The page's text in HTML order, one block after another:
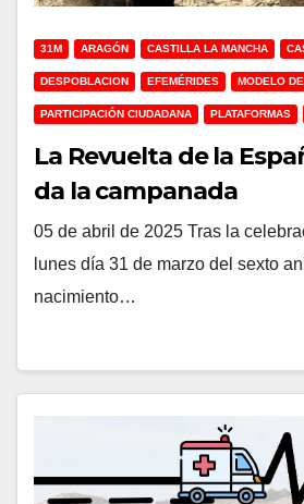
31M ARAGÓN CASTILLA LA MANCHA
DESPOBLACION EFEMÉRIDES MODELO
PARTICIPACIÓN CIUDADANA PLATAFORMAS
La Revuelta de la
da la campanada
05 de abril de 2025 Tras la
lunes día 31 de marzo del sexto
nacimiento…